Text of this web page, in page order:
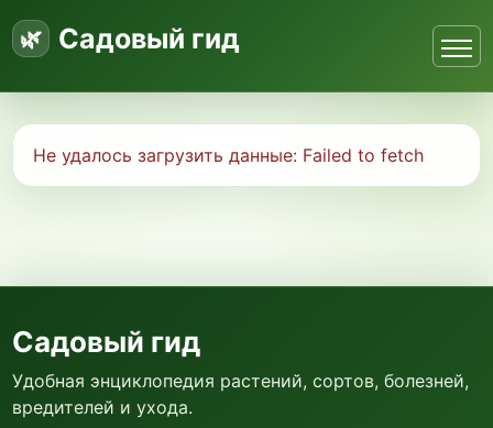
Садовый гид
Не удалось загрузить данные: Failed to fetch
Садовый гид
Удобная энциклопедия растений, сортов, болезней,
вредителей и ухода.